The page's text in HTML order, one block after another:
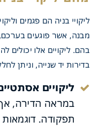
בניה?
ליקויי בניה הם פגמים
מבנה, אשר פוגעים בערכם,
בהם. ליקויים אלו יכולים
בדירות יד שנייה, וניתן
ליקויים
במראה הדירה,
תפקודה.